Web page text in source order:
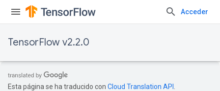
Acceder
TensorFlow v2.2.0
Esta página se ha traducido con Cloud Translation API